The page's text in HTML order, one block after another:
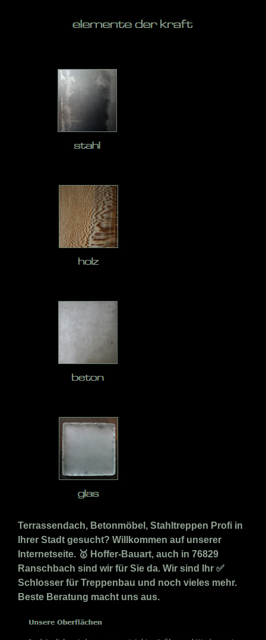
Terrassendach, Betonmöbel, Stahltreppen Profi in
Ihrer Stadt gesucht? Willkommen auf unserer
Internetseite. 🥇 Hoffer-Bauart, auch in 76829
Ranschbach sind wir für Sie da. Wir sind Ihr ✅
Schlosser für Treppenbau und noch vieles mehr.
Beste Beratung macht uns aus.